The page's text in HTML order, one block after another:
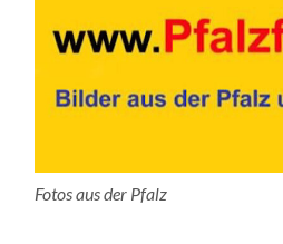
Fotos aus der Pfalz